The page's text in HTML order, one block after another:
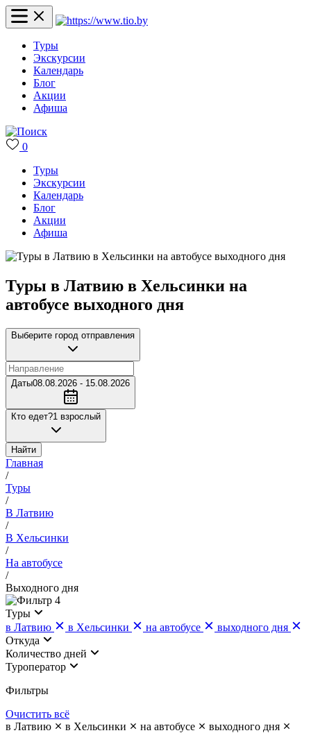
Туры
Экскурсии
Календарь
Блог
Акции
Афиша
0
Туры
Экскурсии
Календарь
Блог
Акции
Афиша
Туры в Латвию в Хельсинки на
автобусе выходного дня
Выберите город отправления
Даты08.08.2026 - 15.08.2026
Кто едет?1 взрослый
Найти
Главная
/
Туры
/
В Латвию
/
В Хельсинки
/
На автобусе
/
Выходного дня
4
Туры
в Латвию
в Хельсинки на автобусе
выходного дня
Откуда
Количество дней
Туроператор
Фильтры
Очистить всё
в Латвию
в Хельсинки на автобусе
выходного дня